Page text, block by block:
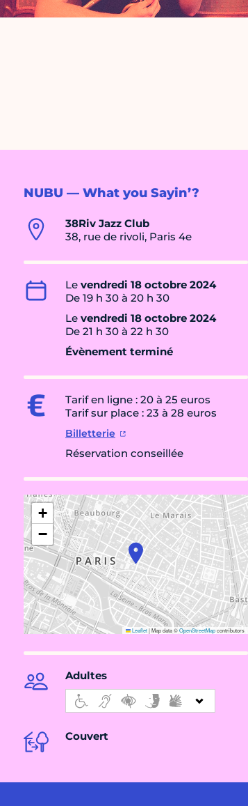
NUBU — What you Sayin’?
38Riv Jazz Club
38, rue de rivoli, Paris 4e
Le vendredi 18 octobre 2024
De 19 h 30 à 20 h 30
Le vendredi 18 octobre 2024
De 21 h 30 à 22 h 30
Évènement terminé
Tarif en ligne : 20 à 25 euros
Tarif sur place : 23 à 28 euros
Billetterie
Réservation conseillée
+
−
Leaflet|Map data ©OpenStreetMapcontributors
Adultes
Couvert